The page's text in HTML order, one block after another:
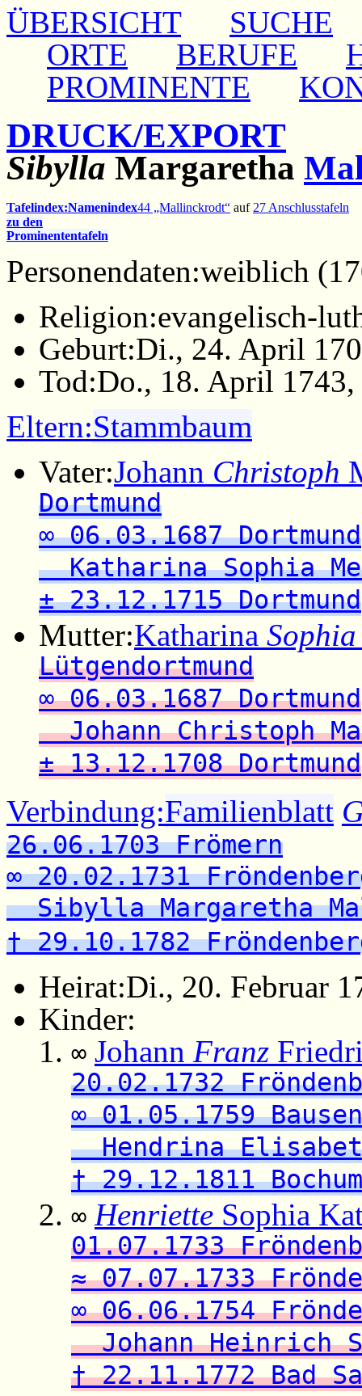
ÜBERSICHT
SUCHE
ORTE
BERUFE
PROMINENTE
DRUCK/EXPORT
Sibylla Margaretha
Tafelindex:Namenindex
zu den
Prominententafeln
44 „Mallinckrodt“ auf 27 Anschlusstafeln
Personendaten:weiblich
Religion:evangelisch-
Geburt:Di., 24. April
Tod:Do., 18. April 1743,
Eltern:Stammbaum
Vater:Johann Christoph
Dortmund
∞ 06.03.1687 Dortmund
Katharina Sophia
± 23.12.1715 Dortmund
Mutter:Katharina Sophia
Lütgendortmund
∞ 06.03.1687 Dortmund
Johann Christoph
± 13.12.1708 Dortmund
Verbindung:Familienblatt
26.06.1703 Frömern
∞ 20.02.1731
Sibylla Margaretha
† 29.10.1782
Heirat:Di., 20. Februar
Kinder:
∞ Johann Franz
20.02.1732
∞ 01.05.1759
Hendrina
† 29.12.1811
∞ Henriette Sophia
01.07.1733
≈ 07.07.1733
∞ 06.06.1754
Johann Heinrich
† 22.11.1772 Bad